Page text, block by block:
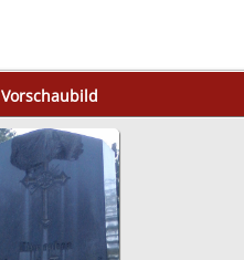
Vorschaubild